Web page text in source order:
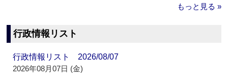
もっと見る »
行政情報リスト
行政情報リスト 2026/08/07
2026年08月07日 (金)